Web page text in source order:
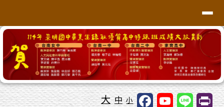
工具列 大 中 小